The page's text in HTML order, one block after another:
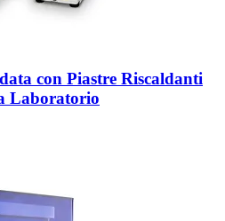
con Piastre Riscaldanti
Laboratorio